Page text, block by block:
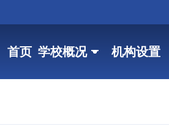
首页 学校概况 机构设置